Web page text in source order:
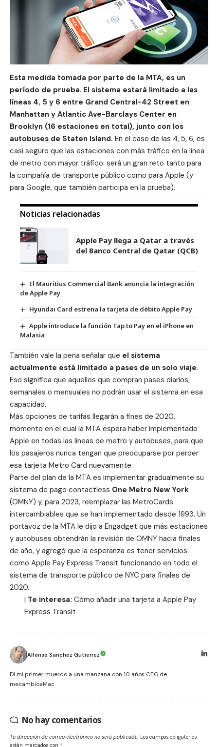
Esta medida tomada por parte de la MTA, es un
período de prueba. El sistema estará limitado a las
líneas 4, 5 y 6 entre Grand Central-42 Street en
Manhattan y Atlantic Ave-Barclays Center en
Brooklyn (16 estaciones en total), junto con los
autobuses de Staten Island. En el caso de las 4, 5, 6, es
casi seguro que las estaciones con más tráfico en la línea
de metro con mayor tráfico: será un gran reto tanto para
la compañía de transporte público como para Apple (y
para Google, que también participa en la prueba).
Noticias relacionadas
Apple Pay llega a Qatar a través
del Banco Central de Qatar (QCB)
El Mauritius Commercial Bank anuncia la integración
de Apple Pay
Hyundai Card estrena la tarjeta de débito Apple Pay
Apple introduce la función Tap to Pay en el iPhone en
Malasia
También vale la pena señalar que el sistema
actualmente está limitado a pases de un solo viaje.
Eso significa que aquellos que compran pases diarios,
semanales o mensuales no podrán usar el sistema en esa
capacidad.
Más opciones de tarifas llegarán a fines de 2020,
momento en el cual la MTA espera haber implementado
Apple en todas las líneas de metro y autobuses, para que
los pasajeros nunca tengan que preocuparse por perder
esa tarjeta Metro Card nuevamente.
Parte del plan de la MTA es implementar gradualmente su
sistema de pago contactless One Metro New York
(OMNY) y, para 2023, reemplazar las MetroCards
intercambiables que se han implementado desde 1993. Un
portavoz de la MTA le dijo a Engadget que más estaciones
y autobuses obtendrán la revisión de OMNY hacia finales
de año, y agregó que la esperanza es tener servicios
como Apple Pay Express Transit funcionando en todo el
sistema de transporte público de NYC para finales de
2020.
| Te interesa: Cómo añadir una tarjeta a Apple Pay
Express Transit
Alfonso Sanchez Gutierrez
Dí mi primer muerdo a una manzana con 10 años CEO de
mecambioaMac
No hay comentarios
Tu dirección de correo electrónico no será publicada. Los campos obligatorios
están marcados con *